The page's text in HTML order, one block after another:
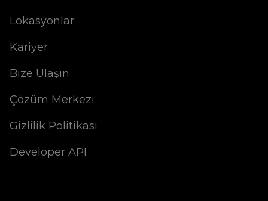
Lokasyonlar
Kariyer
Bize Ulaşın
Çözüm Merkezi
Gizlilik Politikası
Developer API